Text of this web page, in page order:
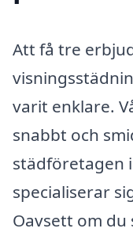
Att få tre
varit enklare.
snabbt och
städföretagen
specialiserar
Oavsett om du